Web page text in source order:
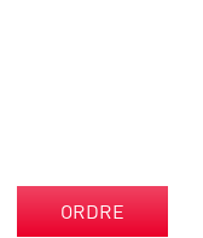
ORDRE